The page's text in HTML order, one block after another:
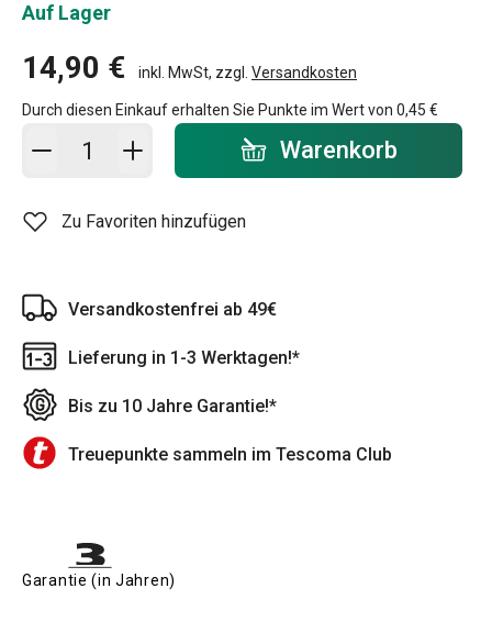
Auf Lager
14,90 € inkl. MwSt, zzgl. Versandkosten
Durch diesen Einkauf erhalten Sie Punkte im Wert von 0,45 €
In den Warenkorb - Menge Warenkorb
Zu Favoriten hinzufügen
Versandkostenfrei ab 49€
Lieferung in 1-3 Werktagen!*
Bis zu 10 Jahre Garantie!*
Treuepunkte sammeln im Tescoma Club
Garantie (in Jahren)